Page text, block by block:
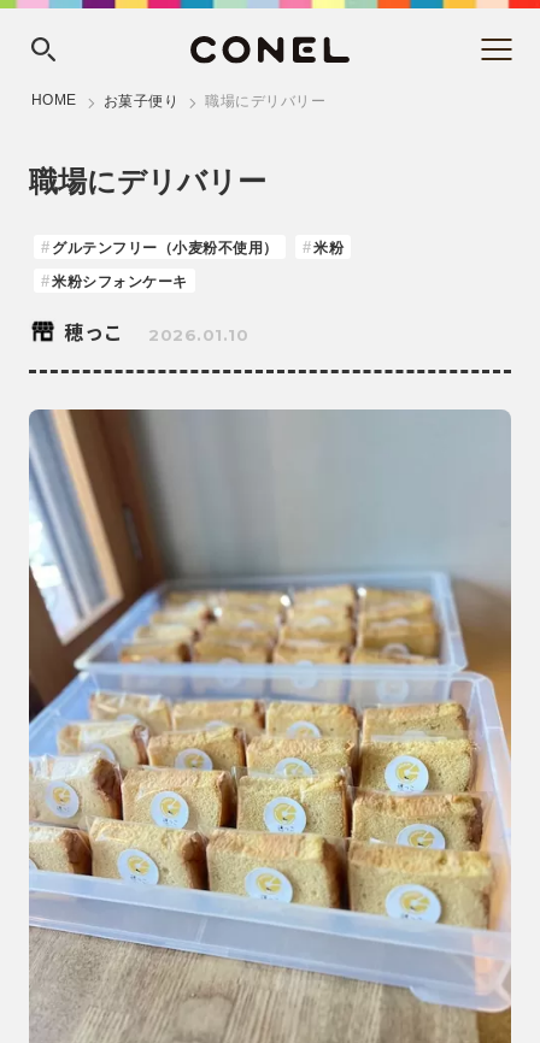
HOME お菓子便り 職場にデリバリー
職場にデリバリー
グルテンフリー（小麦粉不使用）
米粉
米粉シフォンケーキ
穂っこ 2026.01.10